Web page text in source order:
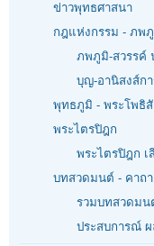
ข่าวพุทธศาสนา
กฎแห่งกรรม - ภพ
ภพภูมิ-สวรรค์
บุญ-อานิสงส์ก
พุทธภูมิ - พระโพธิ
พระไตรปิฎก
พระไตรปิฎก เ
บทสวดมนต์ - คาถา
รวมบทสวดมน
ประสบการณ์